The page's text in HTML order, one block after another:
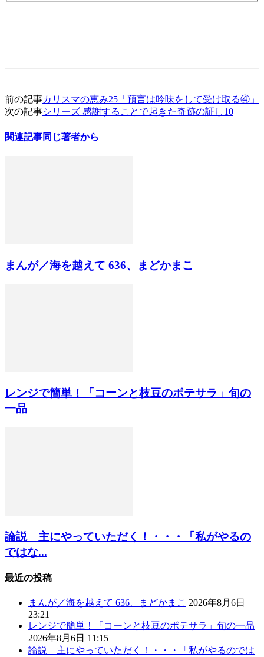
前の記事カリスマの恵み25「預言は吟味をして受け取る④」
次の記事シリーズ 感謝することで起きた奇跡の証し10
関連記事同じ著者から
まんが／海を越えて 636、まどかまこ
レンジで簡単！「コーンと枝豆のポテサラ」旬の
一品
論説 主にやっていただく！・・・「私がやるの
ではな...
最近の投稿
まんが／海を越えて 636、まどかまこ 2026年8月6日
23:21
レンジで簡単！「コーンと枝豆のポテサラ」旬の一品
2026年8月6日 11:15
論説 主にやっていただく！・・・「私がやるのでは